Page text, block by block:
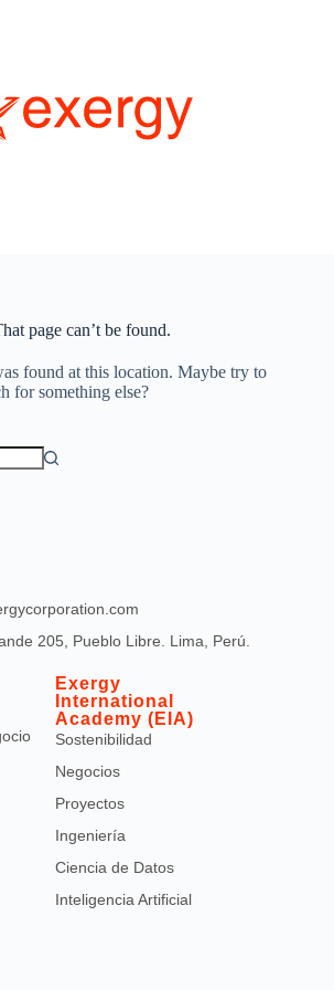
page can’t be found.
found at this location. Maybe try to
for something else?
205, Pueblo Libre. Lima, Perú.
Exergy
International
Academy (EIA)
Sostenibilidad
Negocios
Proyectos
Ingeniería
Ciencia de Datos
Inteligencia Artificial